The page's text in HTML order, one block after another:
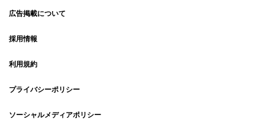
広告掲載について
採用情報
利用規約
プライバシーポリシー
ソーシャルメディアポリシー